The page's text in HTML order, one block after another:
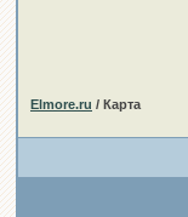
Elmore.ru / Карта